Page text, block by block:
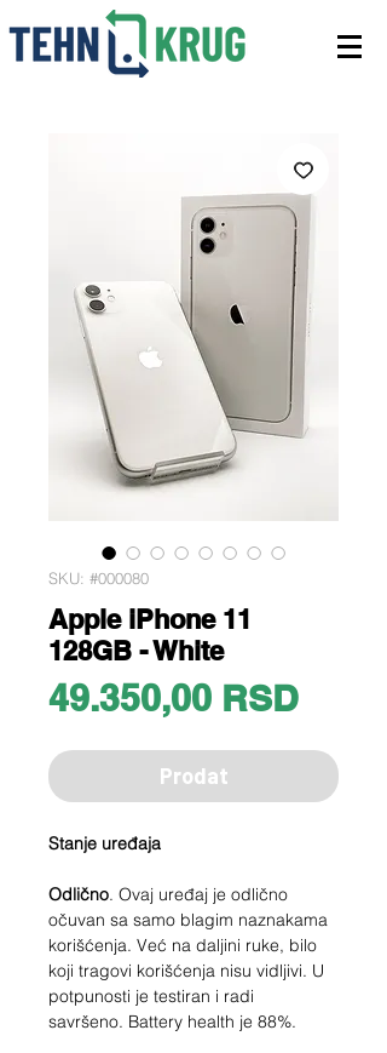
SKU: #000080
Apple iPhone 11
128GB - White
49.350,00 RSDPrice
Prodat
Stanje uređaja
Odlično. Ovaj uređaj je odlično
očuvan sa samo blagim naznakama
korišćenja. Već na daljini ruke, bilo
koji tragovi korišćenja nisu vidljivi. U
potpunosti je testiran i radi
savršeno. Battery health je 88%.